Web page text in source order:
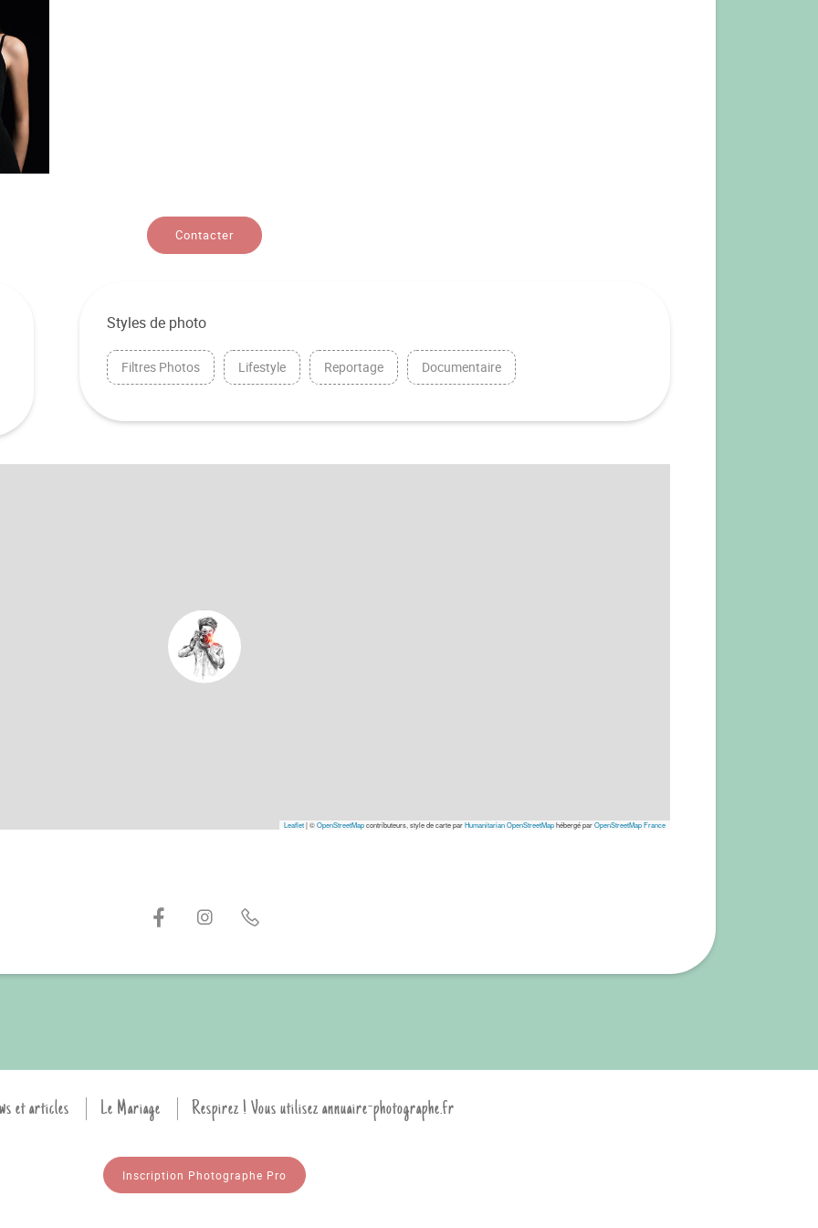
Contacter
Styles de photo
Filtres Photos Lifestyle Reportage Documentaire
Leaflet|©OpenStreetMapcontributeurs, style de carte parHumanitarian OpenStreetMaphébergé parOpenStreetMap France
et articles Le Mariage Respirez ! Vous utilisez annuaire-photographe.fr
Inscription Photographe Pro